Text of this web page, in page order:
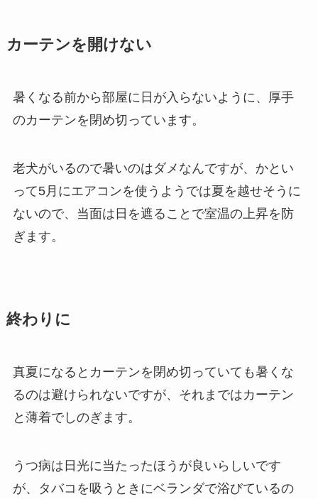
カーテンを開けない
暑くなる前から部屋に日が入らないように、厚手
のカーテンを閉め切っています。
老犬がいるので暑いのはダメなんですが、かとい
って5月にエアコンを使うようでは夏を越せそうに
ないので、当面は日を遮ることで室温の上昇を防
ぎます。
終わりに
真夏になるとカーテンを閉め切っていても暑くな
るのは避けられないですが、それまではカーテン
と薄着でしのぎます。
うつ病は日光に当たったほうが良いらしいです
が、タバコを吸うときにベランダで浴びているの